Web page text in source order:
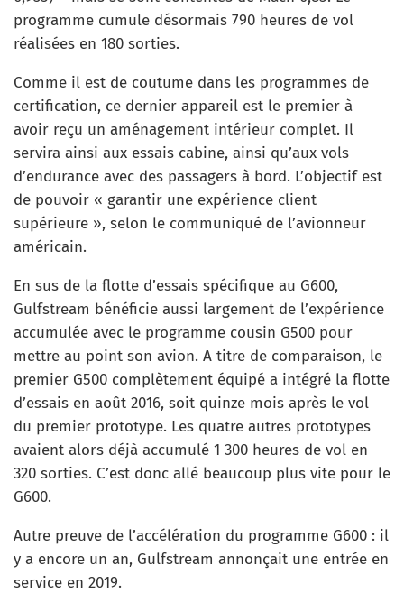
programme cumule désormais 790 heures de vol
réalisées en 180 sorties.
Comme il est de coutume dans les programmes de
certification, ce dernier appareil est le premier à
avoir reçu un aménagement intérieur complet. Il
servira ainsi aux essais cabine, ainsi qu’aux vols
d’endurance avec des passagers à bord. L’objectif est
de pouvoir « garantir une expérience client
supérieure », selon le communiqué de l’avionneur
américain.
En sus de la flotte d’essais spécifique au G600,
Gulfstream bénéficie aussi largement de l’expérience
accumulée avec le programme cousin G500 pour
mettre au point son avion. A titre de comparaison, le
premier G500 complètement équipé a intégré la flotte
d’essais en août 2016, soit quinze mois après le vol
du premier prototype. Les quatre autres prototypes
avaient alors déjà accumulé 1 300 heures de vol en
320 sorties. C’est donc allé beaucoup plus vite pour le
G600.
Autre preuve de l’accélération du programme G600 : il
y a encore un an, Gulfstream annonçait une entrée en
service en 2019.